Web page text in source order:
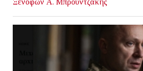
Ξενοφών Α. Μπρουντζάκης